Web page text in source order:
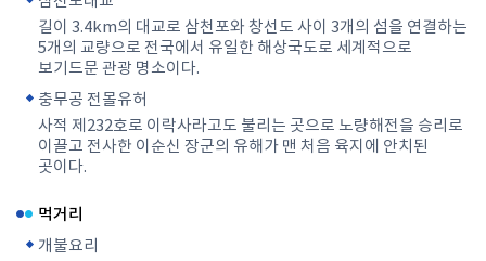
길이 3.4km의 대교로 삼천포와 창선도 사이 3개의 섬을 연결하는
5개의 교량으로 전국에서 유일한 해상국도로 세계적으로
보기드문 관광 명소이다.
충무공 전몰유허
사적 제232호로 이락사라고도 불리는 곳으로 노량해전을 승리로
이끌고 전사한 이순신 장군의 유해가 맨 처음 육지에 안치된
곳이다.
먹거리
개불요리